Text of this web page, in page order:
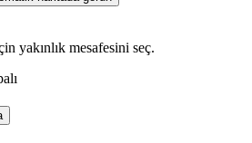
yakınlık mesafesini seç.